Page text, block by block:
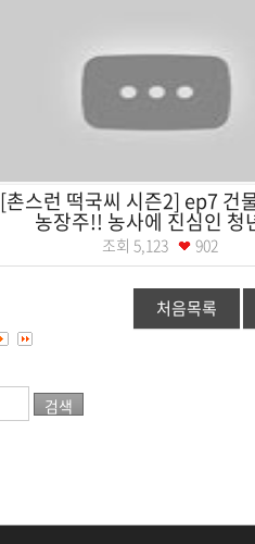
[촌스런 떡국씨 시즌2] ep7 건
농장주!! 농사에 진심인 청
조회 5,123 902
처음목록